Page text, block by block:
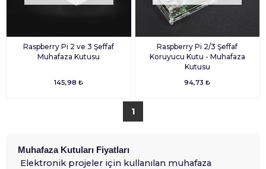
Raspberry Pi 2 ve 3 Şeffaf
Muhafaza Kutusu
145,98 ₺
Raspberry Pi 2/3 Şeffaf
Koruyucu Kutu - Muhafaza
Kutusu
94,73 ₺
1
Muhafaza Kutuları Fiyatları
Elektronik projeler için kullanılan muhafaza